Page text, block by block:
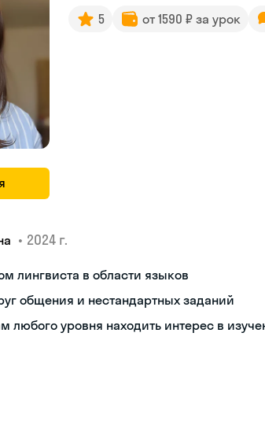
5 от 1590 ₽ за урок
• 2024 г.
лингвиста в области языков
общения и нестандартных заданий
любого уровня находить интерес в